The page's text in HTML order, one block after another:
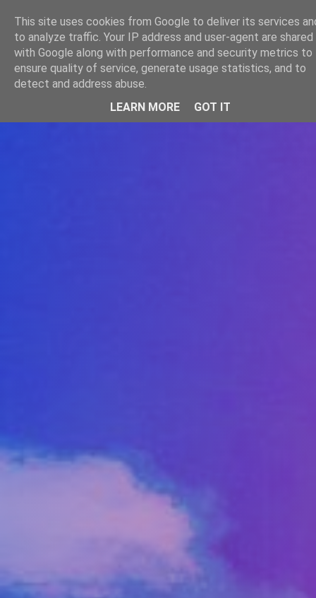
WWW.GAZISTI.RO
This site uses cookies from Google to deliver its services
to analyze traffic. Your IP address and user-agent are shared
with Google along with performance and security metrics to
ensure quality of service, generate usage statistics, and to
detect and address abuse.
LEARN MORE
GOT IT